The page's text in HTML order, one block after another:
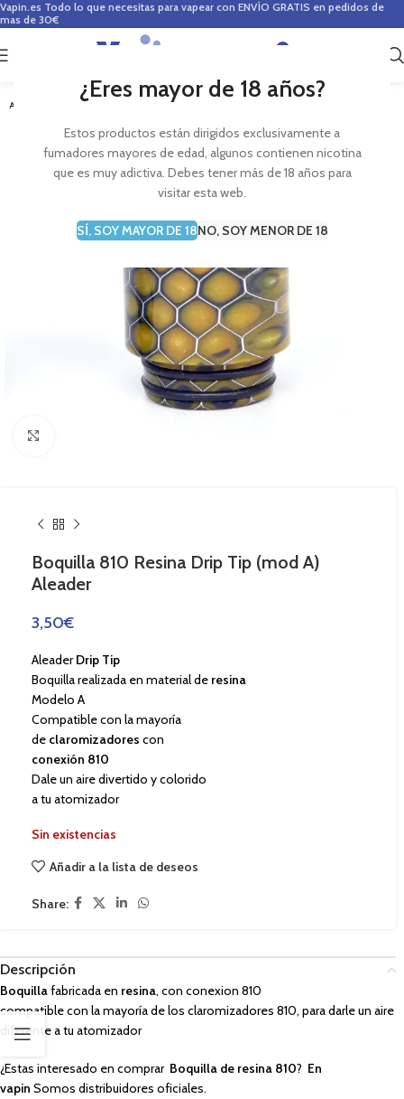
¿Eres mayor de 18 años?
Estos productos están dirigidos exclusivamente a
fumadores mayores de edad, algunos contienen nicotina
que es muy adictiva. Debes tener más de 18 años para
visitar esta web.
SÍ, SOY MAYOR DE 18NO, SOY MENOR DE 18
Vapin.es Todo lo que necesitas para vapear con ENVÍO GRATIS en pedidos de
mas de 30€
0
AGOTADO
Boquilla 810 Resina Drip Tip (mod A)
Aleader
3,50€
AleaderDrip Tip
Boquilla realizada en material de resina
Modelo A
Compatible con la mayoría
de claromizadores con
conexión 810
Dale un aire divertido y colorido
a tu atomizador
Sin existencias
Añadir a la lista de deseos
Share:
Descripción
Boquillafabricada en resina, con conexion 810
compatible con la mayoría de los claromizadores 810, para darle un aire
diferente a tu atomizador
¿Estas interesado en comprar Boquilla de resina 810? En
vapin Somos distribuidores oficiales.